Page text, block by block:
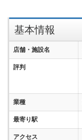
基本情報
店舗・施設名
評判
業種
最寄り駅
アクセス